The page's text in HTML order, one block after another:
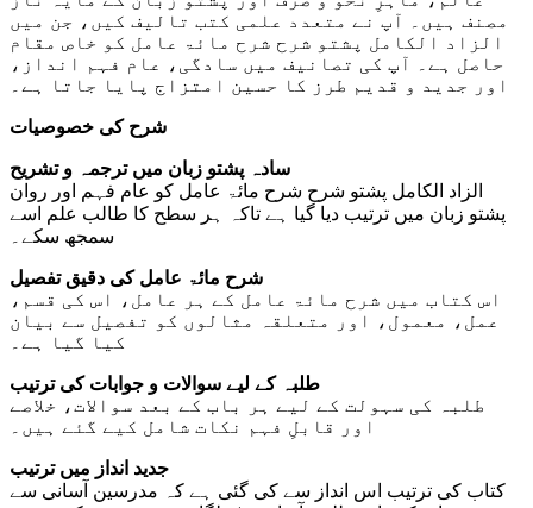
مصنف ہیں۔ آپ نے متعدد علمی کتب تالیف کیں، جن میں
الزاد الکامل پشتو شرح شرح مائۃ عامل کو خاص مقام
حاصل ہے۔ آپ کی تصانیف میں سادگی، عام فہم انداز،
اور جدید و قدیم طرز کا حسین امتزاج پایا جاتا ہے۔
شرح کی خصوصیات
سادہ پشتو زبان میں ترجمہ و تشریح
الزاد الکامل پشتو شرح شرح مائۃ عامل کو عام فہم اور روان
پشتو زبان میں ترتیب دیا گیا ہے تاکہ ہر سطح کا طالب علم اسے
سمجھ سکے۔
شرح مائۃ عامل کی دقیق تفصیل
اس کتاب میں شرح مائۃ عامل کے ہر عامل، اس کی قسم،
عمل، معمول، اور متعلقہ مثالوں کو تفصیل سے بیان
کیا گیا ہے۔
طلبہ کے لیے سوالات و جوابات کی ترتیب
طلبہ کی سہولت کے لیے ہر باب کے بعد سوالات، خلاصے
اور قابلِ فہم نکات شامل کیے گئے ہیں۔
جدید انداز میں ترتیب
کتاب کی ترتیب اس انداز سے کی گئی ہے کہ مدرسین آسانی سے